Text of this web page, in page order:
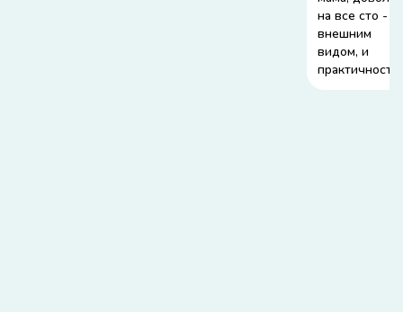
на все сто - и
внешним
видом, и